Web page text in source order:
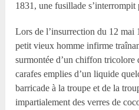
1831, une fusillade s’interrompit
Lors de l’insurrection du 12 mai
petit vieux homme infirme
surmontée d’un chiffon tricolore
carafes emplies d’un liquide
barricade à la troupe et de la
impartialement des verres de